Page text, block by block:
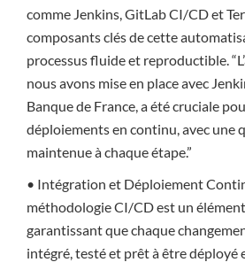
comme Jenkins, GitLab CI/CD et
composants clés de cette
processus fluide et reproductible.
nous avons mise en place avec
Banque de France, a été cruciale
déploiements en continu, avec une
maintenue à chaque étape.”
• Intégration et Déploiement
méthodologie CI/CD est un
garantissant que chaque
intégré, testé et prêt à être déployé